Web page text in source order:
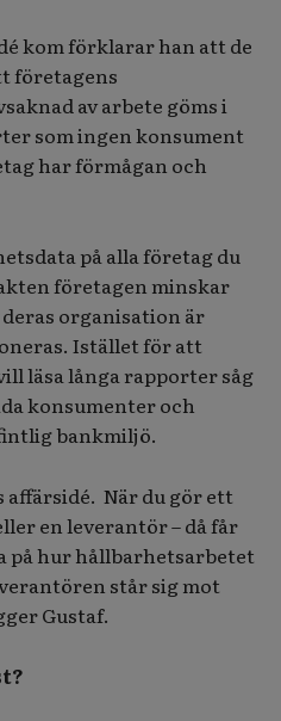
kom förklarar han att de
företagens
av arbete göms i
som ingen konsument
har förmågan och
på alla företag du
företagen minskar
organisation är
Istället för att
läsa långa rapporter såg
konsumenter och
bankmiljö.
affärsidé. När du gör ett
en leverantör – då får
på hur hållbarhetsarbetet
står sig mot
Gustaf.